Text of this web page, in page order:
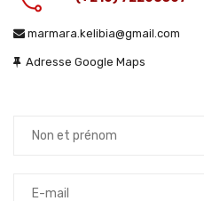
marmara.kelibia@gmail.com
Adresse Google Maps